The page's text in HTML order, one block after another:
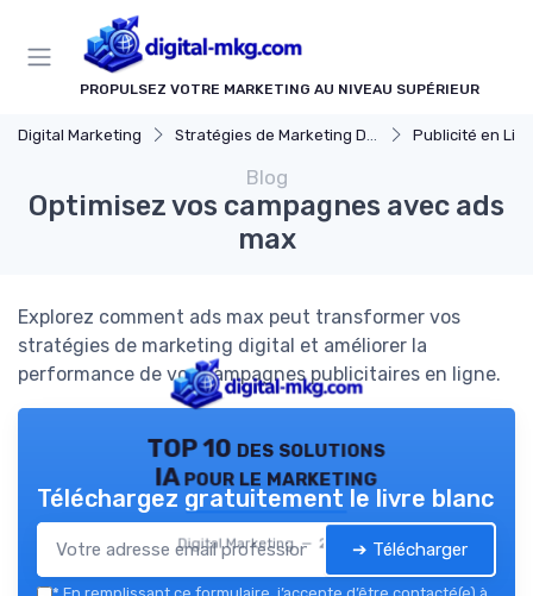
PROPULSEZ VOTRE MARKETING AU NIVEAU SUPÉRIEUR
Digital Marketing Stratégies de Marketing Digital Publicité en Ligne
Blog
Optimisez vos campagnes avec ads
max
Explorez comment ads max peut transformer vos
stratégies de marketing digital et améliorer la
performance de vos campagnes publicitaires en ligne.
TOP 10 des solutions
IA pour le marketing
Digital Marketing — 2026
Téléchargez gratuitement le livre blanc
➔ Télécharger
Panneau de gestion des cookies